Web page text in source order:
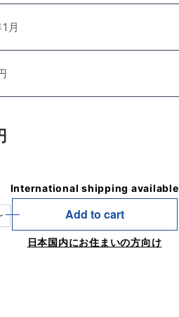
月
International shipping available
Add to cart
日本国内にお住まいの方向け